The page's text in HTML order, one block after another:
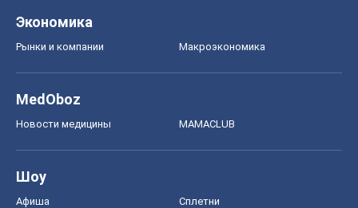
Экономика
Рынки и компании Mакроэкономика
MedOboz
Новости медицины MAMACLUB
Шоу
Афиша Сплетни